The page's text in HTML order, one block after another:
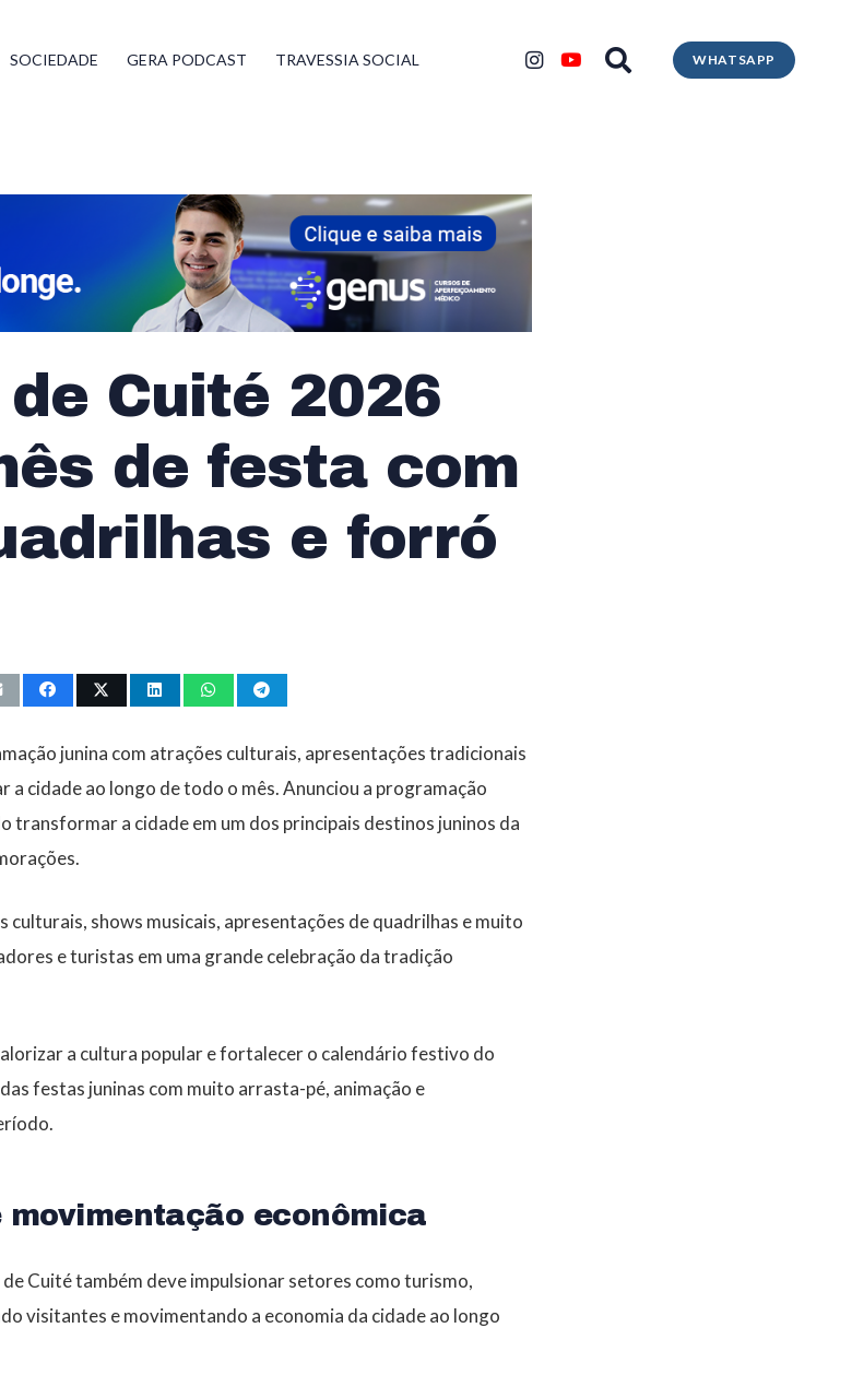
SOCIEDADE GERA PODCAST TRAVESSIA SOCIAL WHATSAPP
Cuité 2026
de festa com
e forró
junina com atrações culturais, apresentações tradicionais
cidade ao longo de todo o mês. Anunciou a programação
transformar a cidade em um dos principais destinos juninos da
culturais, shows musicais, apresentações de quadrilhas e muito
e turistas em uma grande celebração da tradição
a cultura popular e fortalecer o calendário festivo do
festas juninas com muito arrasta-pé, animação e
econômica
Cuité também deve impulsionar setores como turismo,
visitantes e movimentando a economia da cidade ao longo